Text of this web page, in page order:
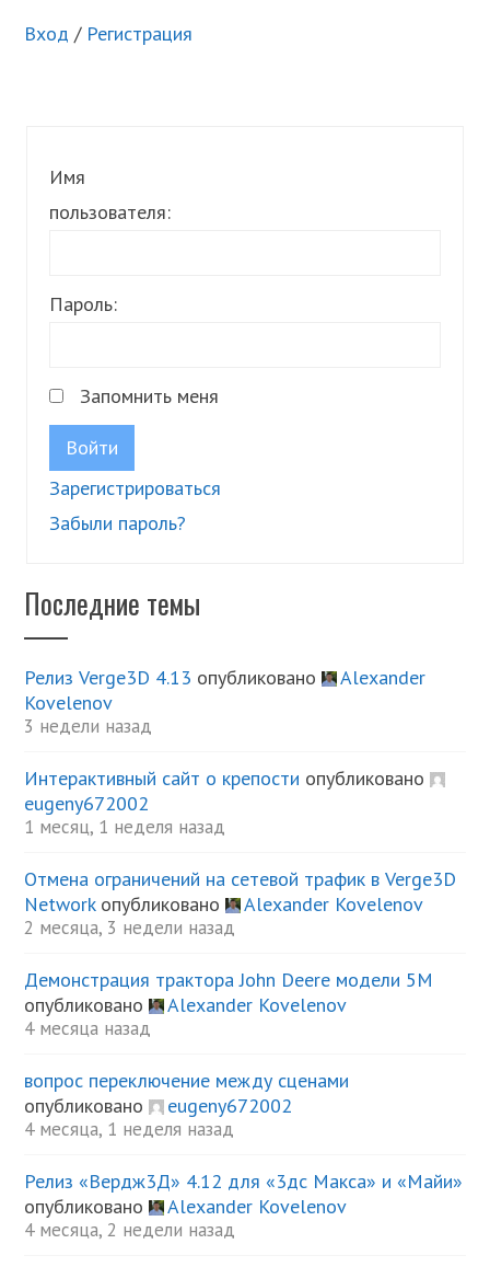
Вход / Регистрация
Имя
пользователя:
Пароль:
Запомнить меня
Войти
Зарегистрироваться
Забыли пароль?
Последние темы
Релиз Verge3D 4.13 опубликовано
Alexander
Kovelenov
3 недели назад
Интерактивный сайт о крепости опубликовано
eugeny672002
1 месяц, 1 неделя назад
Отмена ограничений на сетевой трафик в Verge3D
Networkопубликовано Alexander Kovelenov
2 месяца, 3 недели назад
Демонстрация трактора John Deere модели 5М
опубликовано
Alexander Kovelenov
4 месяца назад
вопрос переключение между сценами
опубликовано
eugeny672002
4 месяца, 1 неделя назад
Релиз «Вердж3Д» 4.12 для «3дс Макса» и «Майи»
опубликовано
Alexander Kovelenov
4 месяца, 2 недели назад